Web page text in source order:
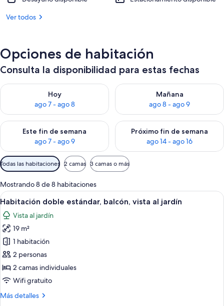
Ver todos
Opciones de habitación
Consulta la disponibilidad para estas fechas
Hoy
ago 7 - ago 8
Consulta la disponibilidad para hoy ago 7 - ago 8
Mañana
ago 8 - ago 9
Consulta la disponibilidad
Este fin de semana
ago 7 - ago 9
Consulta la disponibilidad para este fin de semana ago 7 -
Próximo fin de semana
ago 14 - ago 16
Consulta la disponibilidad
Filtros
disponibles
para
las
habitaciones
Todas las habitaciones 2 camas 3 camas o más
Mostrando 8 de 8 habitaciones
Ver
todas
las
fotos
de
Habitación
doble
estándar,
balcón,
vista
Un balcón con barandilla blanca,
5
Habitación doble estándar, balcón, vista al jardín
Vista al jardín
19 m²
1 habitación
2 personas
2 camas individuales
Wifi gratuito
Más detalles
Más